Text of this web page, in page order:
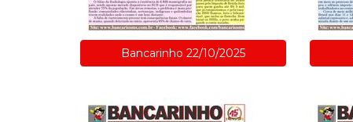
Bancarinho 22/10/2025